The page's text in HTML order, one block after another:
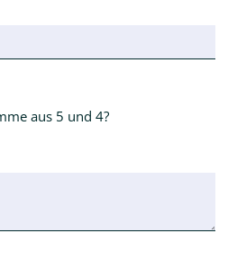
aus 5 und 4?